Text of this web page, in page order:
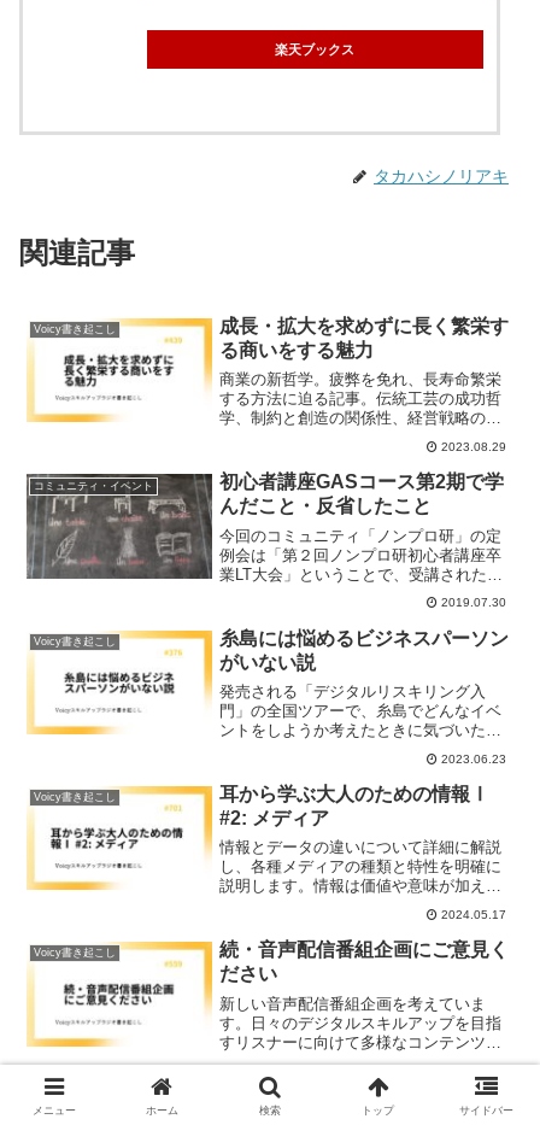
楽天ブックス
タカハシノリアキ
関連記事
Voicy書き起こし
成長・拡大を求めずに長く繁栄す
る商いをする魅力
商業の新哲学。疲弊を免れ、長寿命繁栄
する方法に迫る記事。伝統工芸の成功哲
学、制約と創造の関係性、経営戦略の新
たな視点など、中小企業への示唆が豊か
2023.08.29
コミュニティ・イベント
初心者講座GASコース第2期で学
んだこと・反省したこと
今回のコミュニティ「ノンプロ研」の定
例会は「第２回ノンプロ研初心者講座卒
業LT大会」ということで、受講された皆
さんに、その成果を発表いただきまし
た。LT大会のレポートと講座全体の振り
返りについて書いています。
2019.07.30
Voicy書き起こし
糸島には悩めるビジネスパーソン
がいない説
発売される「デジタルリスキリング入
門」の全国ツアーで、糸島でどんなイベ
ントをしようか考えたときに気づいたこ
とについてお話します。そもそも糸島に
はすでに良いキャリアをすすめている方
が多いことに気づきました。その方々に
どんなイベントが響くかについて考察し
ます。
2023.06.23
Voicy書き起こし
耳から学ぶ大人のための情報Ⅰ
#2: メディア
情報とデータの違いについて詳細に解説
し、各種メディアの種類と特性を明確に
説明します。情報は価値や意味が加えら
れたデータであり、メディアはその情報
を伝えるための媒体です。テレビ、ラジ
オ、ウェブサイトなど、多様なメディア
が情報伝達に貢献しています。
2024.05.17
Voicy書き起こし
続・音声配信番組企画にご意見く
ださい
新しい音声配信番組企画を考えていま
す。日々のデジタルスキルアップを目指
すリスナーに向けて多様なコンテンツを
提供します。シリーズ化される予定企画
には、「マイナス」からはじめるデジタ
ルリスキリング、「ITなんて怖くな
い！」シリーズなどが含まれ、それぞれ
コミュニティ・イベント
ノンプロ研メンバーがお仕事パー
メニュー ホーム 検索 トップ サイドバー